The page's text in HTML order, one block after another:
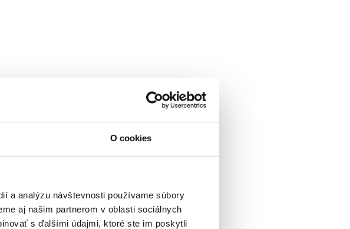
O cookies
a analýzu návštevnosti používame súbory
aj našim partnerom v oblasti sociálnych
s ďalšími údajmi, ktoré ste im poskytli